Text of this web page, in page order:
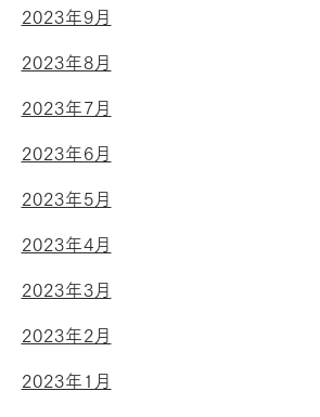
2023年9月
2023年8月
2023年7月
2023年6月
2023年5月
2023年4月
2023年3月
2023年2月
2023年1月